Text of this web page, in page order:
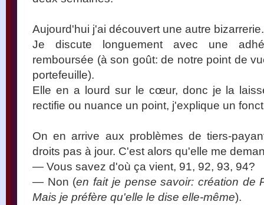
Aujourd'hui j'ai découvert une autre bizarrerie.
Je discute longuement avec une
remboursée (à son goût: de notre point de
portefeuille).
Elle en a lourd sur le cœur, donc je la
rectifie ou nuance un point, j'explique un
On en arrive aux problèmes de tiers-
droits pas à jour. C'est alors qu'elle me
— Vous savez d'où ça vient, 91, 92, 93, 94?
— Non (en fait je pense savoir: création de
Mais je préfère qu'elle le dise elle-même).